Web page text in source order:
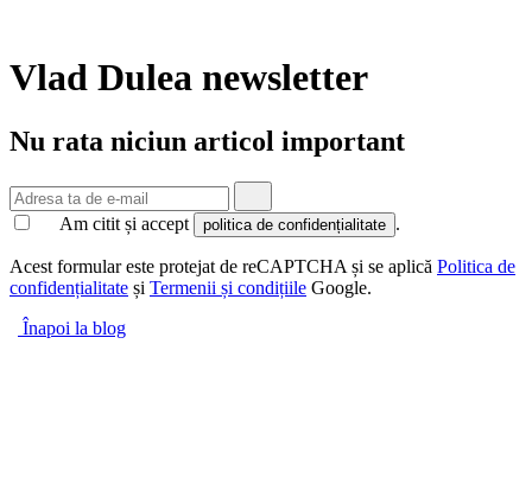
Vlad Dulea newsletter
Nu rata niciun articol important
Am citit și accept politica de confidențialitate .
Acest formular este protejat de reCAPTCHA și se aplică Politica de
confidențialitate și Termenii și condițiile Google.
Înapoi la blog